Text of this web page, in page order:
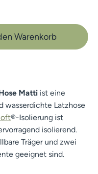
gewünschten
Warenkorb
Matti ist eine
wasserdichte Latzhose
®-Isolierung ist
isolierend.
Träger und zwei
geeignet sind.